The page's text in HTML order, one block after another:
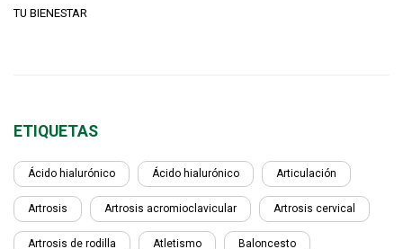
TU BIENESTAR
ETIQUETAS
Ácido hialurónico Ácido hialurónico Articulación
Artrosis Artrosis acromioclavicular Artrosis cervical
Artrosis de rodilla Atletismo Baloncesto